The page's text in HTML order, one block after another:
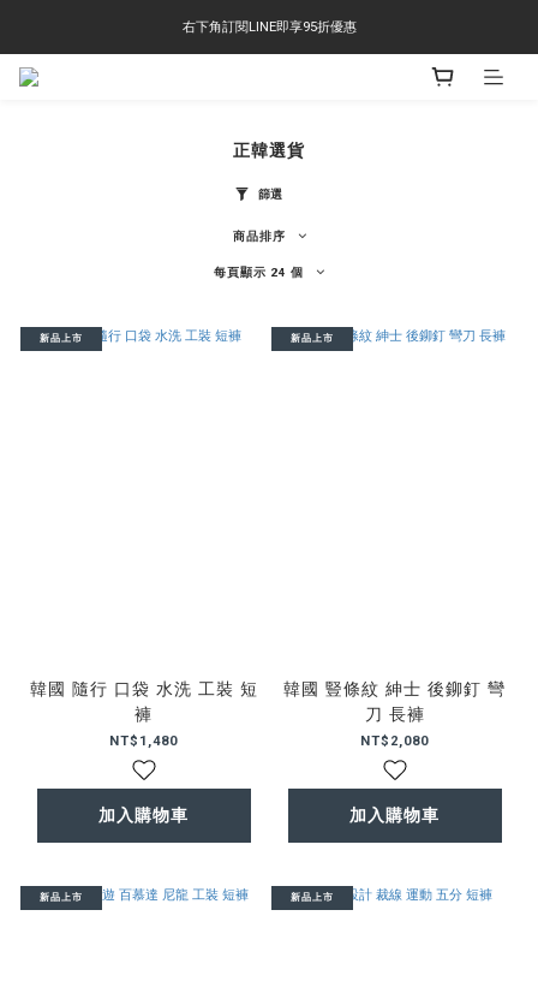
右下角訂閱LINE即享95折優惠
右下角訂閱LINE即享95折優惠
TS-2618 涼感短T 多版型選擇,涼感優惠 單件390 兩件750 三件1000 十件3000
正韓選貨
篩選
商品排序
每頁顯示 24 個
新品上市
韓國 隨行 口袋 水洗 工裝 短
褲
NT$1,480
加入購物車
新品上市
韓國 豎條紋 紳士 後鉚釘 彎
刀 長褲
NT$2,080
加入購物車
新品上市 新品上市